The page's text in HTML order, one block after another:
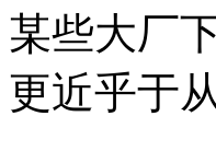
某些大厂
更近乎于